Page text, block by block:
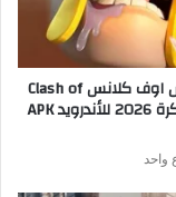
تنزيل كلاش اوف كلانس Clash of
Clans مهكرة 2026 للأندرويد APK
واحد